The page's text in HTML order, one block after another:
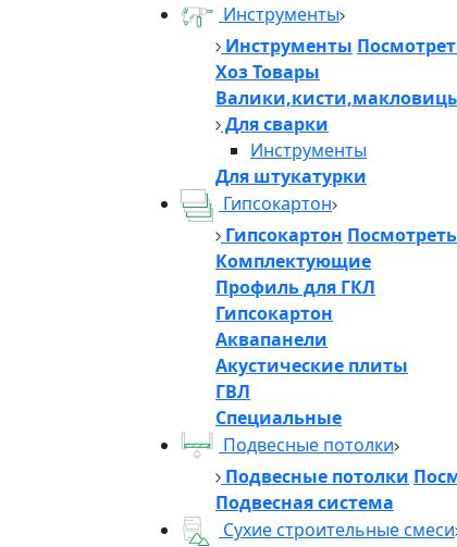
Инструменты
Инструменты
Хоз Товары
Для сварки
Инструменты
Для штукатурки
Гипсокартон
Гипсокартон
Комплектующие
Профиль для ГКЛ
Гипсокартон
Аквапанели
Акустические плиты
ГВЛ
Специальные
Подвесные потолки
Подвесные потолки
Подвесная система
Сухие строительные смеси